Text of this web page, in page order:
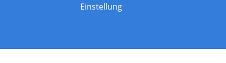
Einstellung